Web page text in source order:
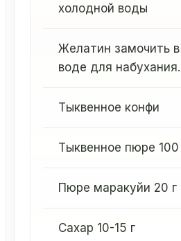
холодной воды
Желатин замочить
воде для набухания.
Тыквенное конфи
Тыквенное пюре 100
Пюре маракуйи 20 г
Сахар 10-15 г